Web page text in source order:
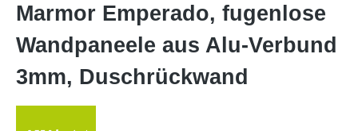
Marmor Emperado, fugenlose
Wandpaneele aus Alu-Verbund
3mm, Duschrückwand